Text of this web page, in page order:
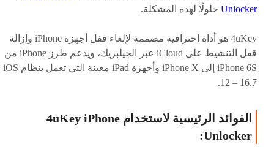
Unlocker حلولًا لهذه المشكلة.
4uKey هو أداة احترافية مصممة لإلغاء قفل أجهزة iPhone وإزالة
قفل التنشيط على iCloud عبر الجيلبريك، ويدعم طرز iPhone من
iPhone 6S إلى iPhone X وأجهزة iPad معينة التي تعمل بنظام iOS
12 – 16.7.
الفوائد الرئيسية لاستخدام 4uKey iPhone
Unlocker: